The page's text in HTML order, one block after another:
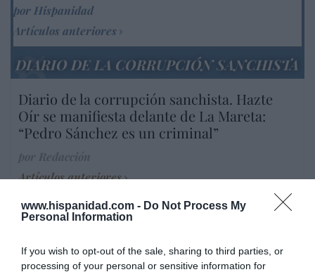
www.hispanidad.com - Do Not Process My
Personal Information
If you wish to opt-out of the sale, sharing to third parties, or
processing of your personal or sensitive information for
por Hispanidad
Artículos anteriores
DIARIO DE LA CORRUPCIÓN SANCHISTA
Diario de la corrupción sanchista. Hazte
Oír se manifiesta delante de La Mareta:
“Pedro Sánchez es un criminal”
Artículos anteriores
Opinión
Enormes minucias
por Eulogio López